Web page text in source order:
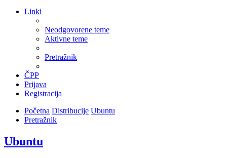
Linki
Neodgovorene teme
Aktivne teme
Pretražnik
ČPP
Prijava
Registracija
Početna Distribucije Ubuntu
Pretražnik
Ubuntu